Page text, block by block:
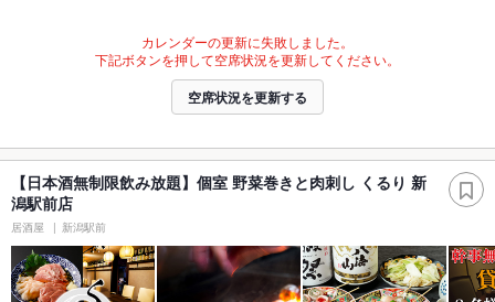
カレンダーの更新に失敗しました。
下記ボタンを押して空席状況を更新してください。
空席状況を更新する
【日本酒無制限飲み放題】個室 野菜巻きと肉刺し くるり 新
潟駅前店
居酒屋 新潟駅前